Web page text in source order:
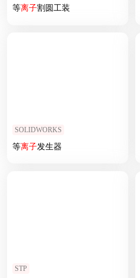
等离子割圆工装
SOLIDWORKS
等离子发生器
STP